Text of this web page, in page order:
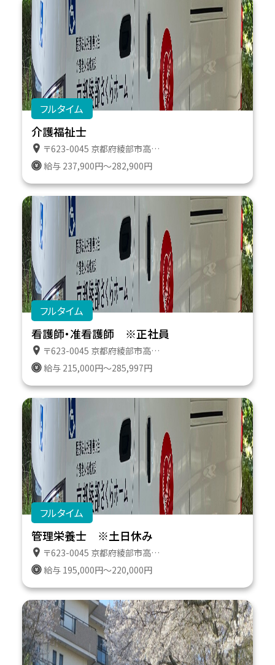
フルタイム
介護福祉士
〒623-0045 京都府綾部市高津町遠所１番地６１１
給与 237,900円～282,900円
フルタイム
看護師・准看護師 ※正社員
〒623-0045 京都府綾部市高津町遠所１番地６１１
給与 215,000円～285,997円
フルタイム
管理栄養士 ※土日休み
〒623-0045 京都府綾部市高津町遠所１番地６１１
給与 195,000円～220,000円